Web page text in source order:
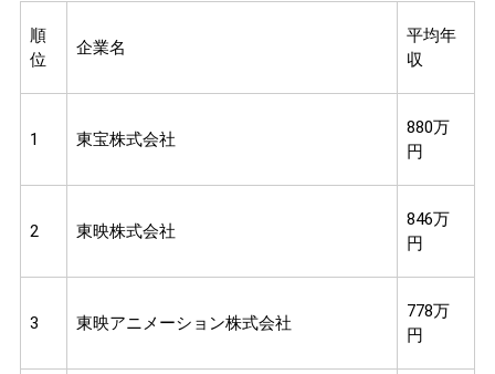
順
位
企業名
平均年
収
1 東宝株式会社
880万
円
2 東映株式会社
846万
円
3 東映アニメーション株式会社
778万
円